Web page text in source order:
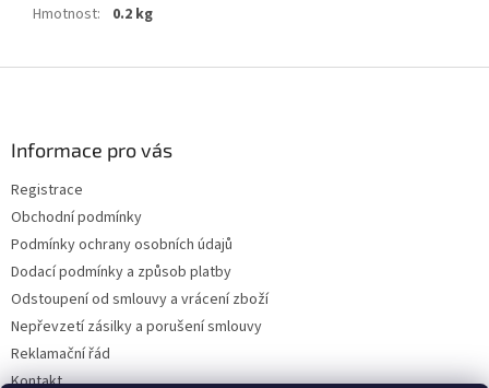
Hmotnost: 0.2 kg
Informace pro vás
Registrace
Obchodní podmínky
Podmínky ochrany osobních údajů
Dodací podmínky a způsob platby
Odstoupení od smlouvy a vrácení zboží
Nepřevzetí zásilky a porušení smlouvy
Reklamační řád
Kontakt